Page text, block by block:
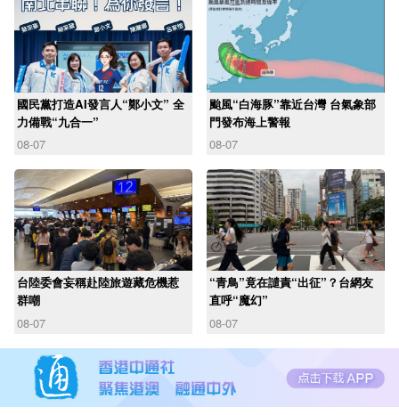
國民黨打造AI發言人“鄭小文” 全
力備戰“九合一”
08-07
颱風“白海豚”靠近台灣 台氣象部
門發布海上警報
08-07
台陸委會妄稱赴陸旅遊藏危機惹
群嘲
08-07
“青鳥”竟在譴責“出征”？台網友
直呼“魔幻”
08-07